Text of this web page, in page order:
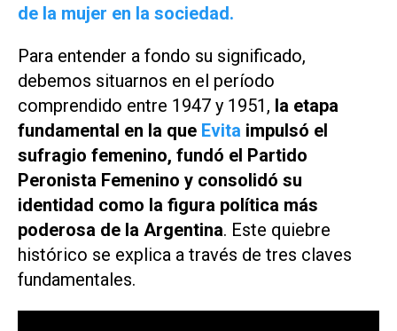
de la mujer en la sociedad.
Para entender a fondo su significado,
debemos situarnos en el período
comprendido entre 1947 y 1951, la etapa
fundamental en la que Evita impulsó el
sufragio femenino, fundó el Partido
Peronista Femenino y consolidó su
identidad como la figura política más
poderosa de la Argentina. Este quiebre
histórico se explica a través de tres claves
fundamentales.